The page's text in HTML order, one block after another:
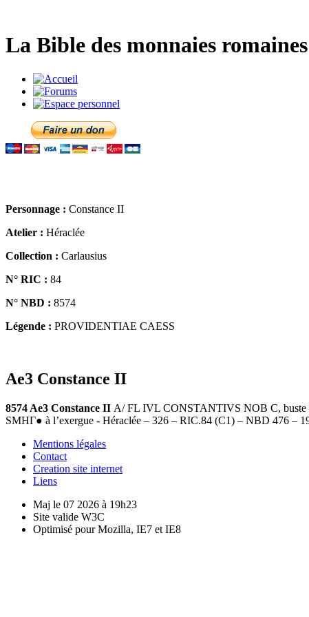
La Bible des monnaies
Personnage : Constance II
Atelier : Héraclée
Collection : Carlausius
N° RIC : 84
N° NBD : 8574
Légende : PROVIDENTIAE CAESS
Ae3 Constance II
8574 Ae3 Constance II A/ FL IVL CONSTANTIVS NOB C, buste
SMHΓ● à l’exergue - Héraclée – 326 – RIC.84 (C1) – NBD 476 –
Mentions légales
Contact
Creation site internet
Liens
Maj le 07 2026 à 19h23
Site valide W3C
Optimisé pour Mozilla, IE7 et IE8